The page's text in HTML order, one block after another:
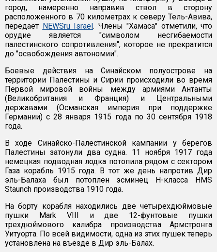
город, намеренно направив ствол в сторону
расположенного в 70 километрах к северу Тель-Авива,
передает NEWSru Israel. Члены "Хамаса" отметили, что
орудие является "символом несгибаемости
палестинского сопротивления", которое не прекратится
до "освобождения автономии".
Боевые действия на Синайском полуострове на
территории Палестины и Сирии происходили во время
Первой мировой войны между армиями Антанты
(Великобритания и Франция) и Центральными
державами (Османская империя при поддержке
Германии) с 28 января 1915 года по 30 сентября 1918
года.
В ходе Синайско-Палестинской кампании у берегов
Палестины затонули два судна. 11 ноября 1917 года
немецкая подводная лодка потопила рядом с сектором
Газа корабль 1915 года. В тот же день напротив Дир
эль-Балаха был потоплен эсминец H-класса HMS
Staunch производства 1910 года.
На борту корабля находились две четырехдюймовые
пушки Mark VIII и две 12-фунтовые пушки
трехдюймового калибра производства Армстронга
Уитуорта. По всей видимости, одна из этих пушек теперь
установлена на въезде в Дир эль-Балах.